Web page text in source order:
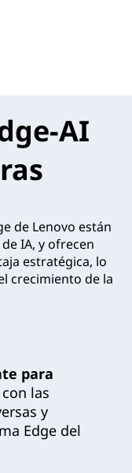
AI
de Lenovo están
IA, y ofrecen
estratégica, lo
crecimiento de la
para
con las
y
Edge del